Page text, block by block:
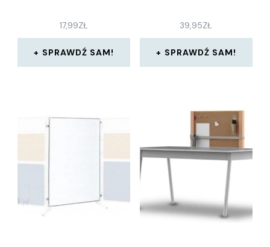
17,99ZŁ
SPRAWDŹ SAM!
39,95ZŁ
SPRAWDŹ SAM!